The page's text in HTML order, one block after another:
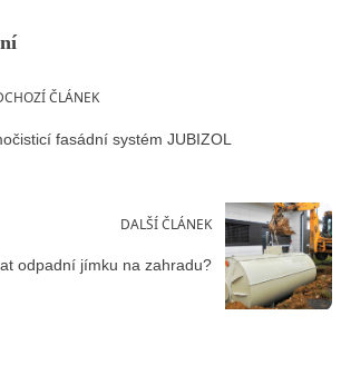
ČLÁNEK
fasádní systém JUBIZOL
DALŠÍ ČLÁNEK
odpadní jímku na zahradu?